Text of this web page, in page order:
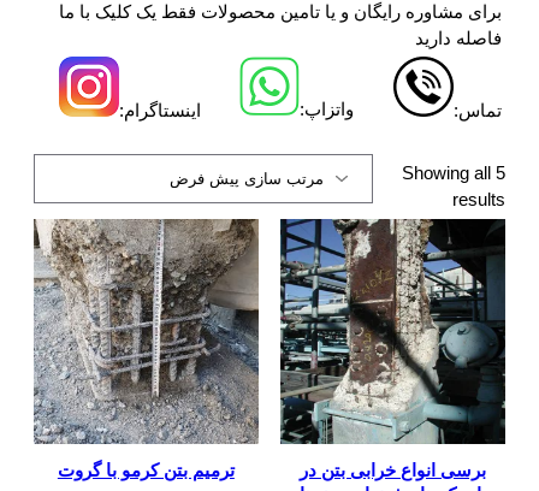
برای مشاوره رایگان و یا تامین محصولات فقط یک کلیک با ما
فاصله دارید
تماس: واتزاپ: اینستاگرام:
Showing all 5
results
برسی انواع خرابی بتن در
ترمیم بتن کرمو با گروت